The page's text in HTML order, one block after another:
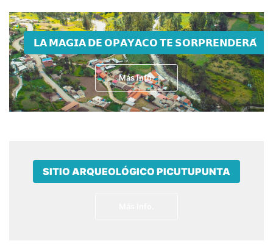
𝗟𝗔 𝗠𝗔𝗚𝗜𝗔 𝗗𝗘 𝗢𝗣𝗔𝗬𝗔𝗖𝗢 𝗧𝗘 𝗦𝗢𝗥𝗣𝗥𝗘𝗡𝗗𝗘𝗥𝗔́
Más Info.
SITIO ARQUEOLÓGICO PICUTUPUNTA